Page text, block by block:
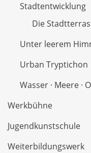
Stadtentwicklung
Die
Unter leerem
Urban Tryptichon
Wasser · Meere ·
Werkbühne
Jugendkunstschule
Weiterbildungswerk